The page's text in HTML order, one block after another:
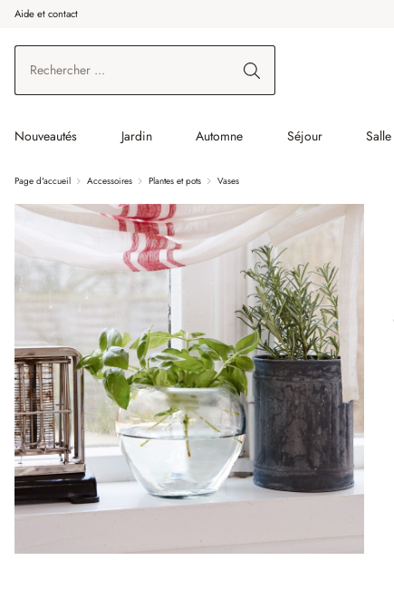
au contenu principal
Aller à la recherche
Aller à la navigation principale
Aide et contact
Nouveautés Jardin Automne Séjour
Page d'accueil Accessoires Plantes et pots Vases